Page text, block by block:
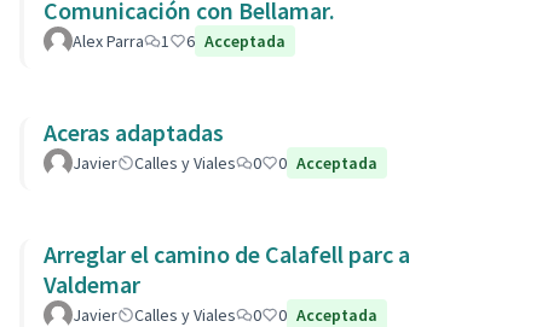
Comunicación con Bellamar.
Alex Parra 1 6 Acceptada
Aceras adaptadas
Javier Calles y Viales 0 0 Acceptada
Arreglar el camino de Calafell parc a
Valdemar
Javier Calles y Viales 0 0 Acceptada